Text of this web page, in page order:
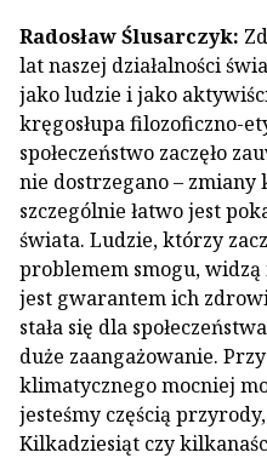
Radosław Ślusarczyk:
lat naszej działalności
jako ludzie i jako
kręgosłupa filozoficzno-
społeczeństwo zaczęło
nie dostrzegano –
szczególnie łatwo jest
świata. Ludzie, którzy
problemem smogu,
jest gwarantem ich
stała się dla
duże zaangażowanie.
klimatycznego mocniej
jesteśmy częścią
Kilkadziesiąt czy